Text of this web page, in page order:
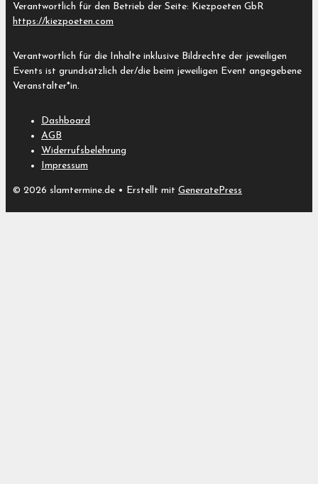
Verantwortlich für den Betrieb der Seite: Kiezpoeten GbR
https://kiezpoeten.com
Verantwortlich für die Inhalte inklusive Bildrechte der jeweiligen
Events ist grundsätzlich der/die beim jeweiligen Event angegebene
Veranstalter*in.
Dashboard
AGB
Widerrufsbelehrung
Impressum
© 2026 slamtermine.de • Erstellt mit GeneratePress